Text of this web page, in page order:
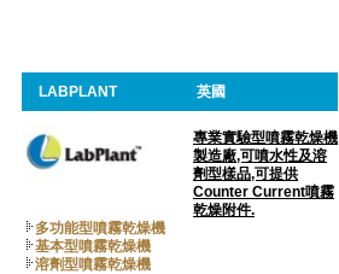
LABPLANT 英國
專業實驗型噴霧乾燥機
製造廠,可噴水性及溶
劑型樣品,可提供
Counter Current噴霧
乾燥附件.
多功能型噴霧乾燥機
基本型噴霧乾燥機
溶劑型噴霧乾燥機